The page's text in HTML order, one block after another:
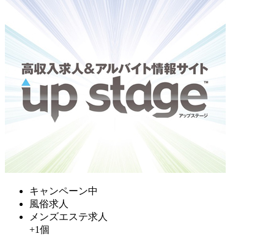
キャンペーン中
風俗求人
メンズエステ求人
+1個